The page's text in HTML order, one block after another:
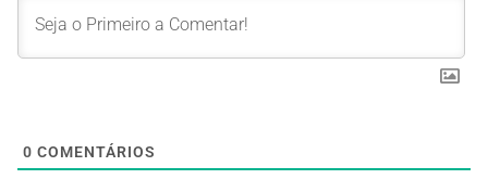
0 COMENTÁRIOS